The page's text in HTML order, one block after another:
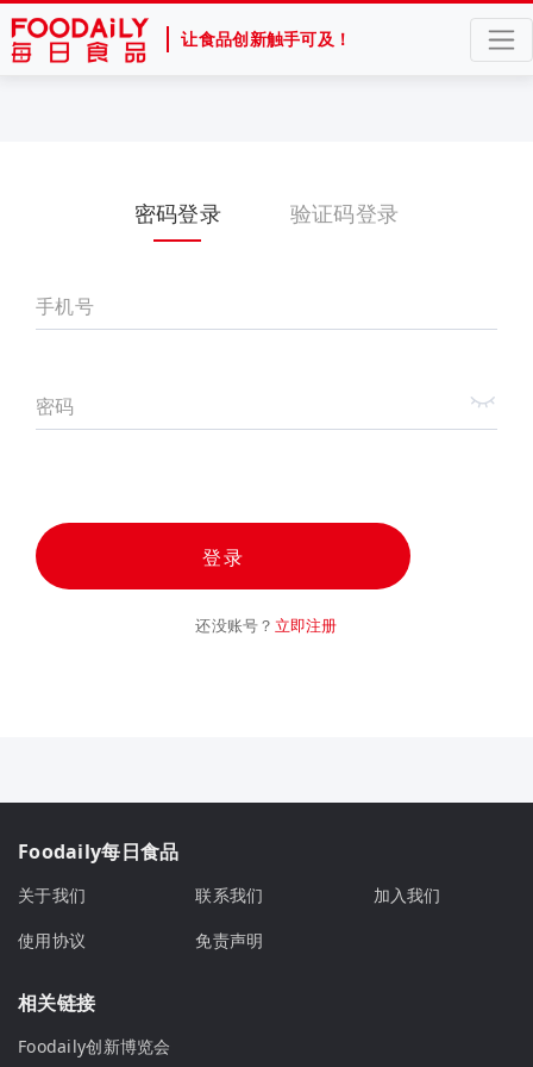
让食品创新触手可及！
密码登录 验证码登录
手机号
密码
登录
还没账号？ 立即注册
Foodaily每日食品
关于我们 联系我们
加入我们
使用协议
免责声明
相关链接
Foodaily创新博览会